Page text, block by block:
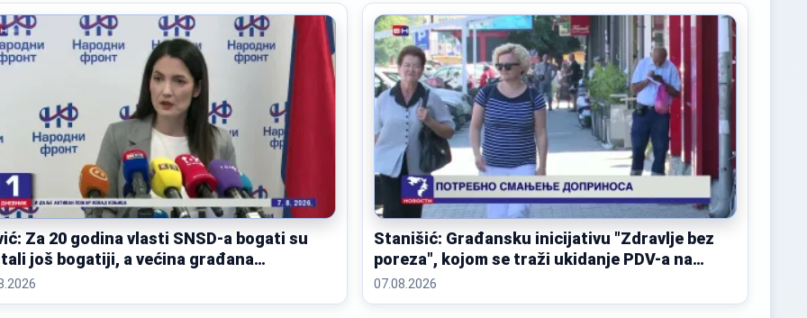
Za 20 godina vlasti SNSD-a bogati su
još bogatiji, a većina građana
Stanišić: Građansku inicijativu "Zdravlje bez
poreza", kojom se traži ukidanje PDV-a na
lijekove
07.08.2026